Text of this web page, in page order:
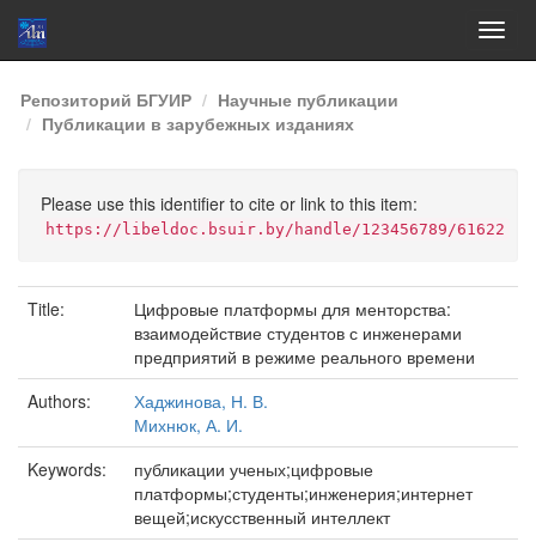
Skip
navigation
Репозиторий БГУИР
Научные публикации
Публикации в зарубежных изданиях
Please use this identifier to cite or link to this item:
https://libeldoc.bsuir.by/handle/123456789/61622
Title:
Цифровые платформы для менторства:
взаимодействие студентов с инженерами
предприятий в режиме реального времени
Authors:
Хаджинова, Н. В.
Михнюк, А. И.
Keywords:
публикации ученых;цифровые
платформы;студенты;инженерия;интернет
вещей;искусственный интеллект